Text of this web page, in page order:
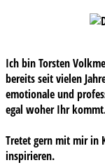
Ich bin Torsten
bereits seit vielen
emotionale und
egal woher Ihr
Tretet gern mit mir in
inspirieren.